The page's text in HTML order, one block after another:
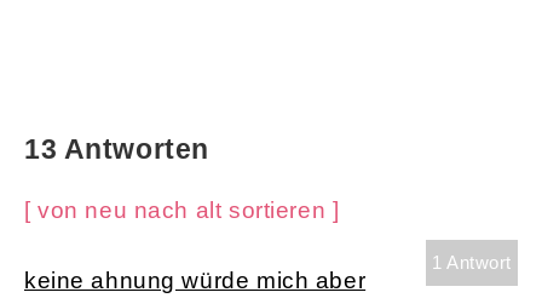
13 Antworten
[ von neu nach alt sortieren ]
1 Antwort
keine ahnung würde mich aber